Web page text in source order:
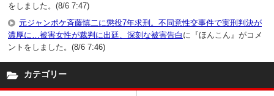
をしました。(8/6 7:47)
元ジャンポケ斉藤慎二に懲役7年求刑。不同意性交事件で実刑判決が
濃厚に…被害女性が裁判に出廷、深刻な被害告白 に『ほんこん』がコメ
ントをしました。(8/6 7:46)
カテゴリー